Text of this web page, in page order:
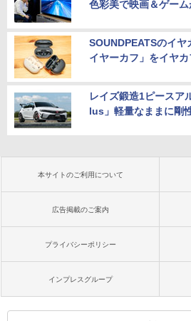
色彩美で映画＆ゲー
SOUNDPEATSのイ
イヤーカフ」をイヤ
レイズ鍛造1ピースア
lus」軽量なままに剛
本サイトのご利用について
広告掲載のご案内
プライバシーポリシー
インプレスグループ